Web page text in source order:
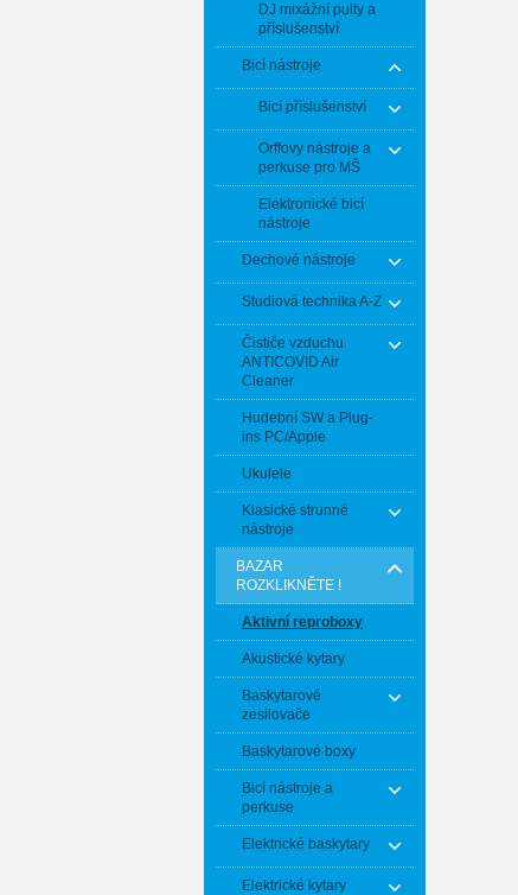
DJ mixážní pulty a
příslušenství
Bicí nástroje
Bicí příslušenství
Orffovy nástroje a
perkuse pro MŠ
Elektronické bicí
nástroje
Dechové nástroje
Studiová technika A-Z
Čističe vzduchu
ANTICOVID Air
Cleaner
Hudební SW a Plug-
ins PC/Apple
Ukulele
Klasické strunné
nástroje
BAZAR
ROZKLIKNĚTE !
Aktivní reproboxy
Akustické kytary
Baskytarové
zesilovače
Baskytarové boxy
Bicí nástroje a
perkuse
Elektrické baskytary
Elektrické kytary